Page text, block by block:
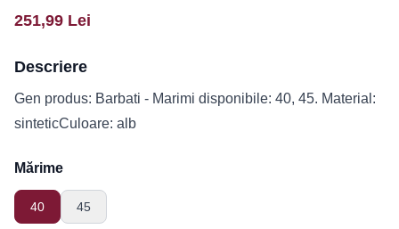
251,99 Lei
Descriere
Gen produs: Barbati - Marimi disponibile: 40, 45. Material:
sinteticCuloare: alb
Mărime
40 45